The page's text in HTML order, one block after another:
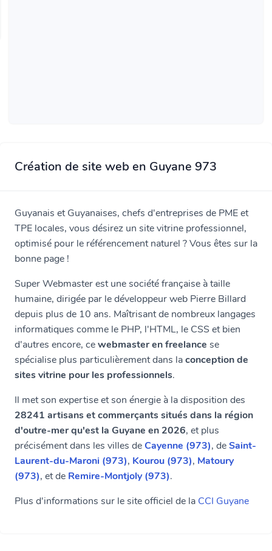
Création de site web en Guyane 973
Guyanais et Guyanaises, chefs d'entreprises de PME et
TPE locales, vous désirez un site vitrine professionnel,
optimisé pour le référencement naturel ? Vous êtes sur la
bonne page !
Super Webmaster est une société française à taille
humaine, dirigée par le développeur web Pierre Billard
depuis plus de 10 ans. Maîtrisant de nombreux langages
informatiques comme le PHP, l'HTML, le CSS et bien
d'autres encore, cewebmaster en freelance se
spécialise plus particulièrement dans laconception de
sites vitrine pour les professionnels.
Il met son expertise et son énergie à la disposition des
28241 artisans et commerçants situés dans la région
d'outre-mer qu'est la Guyane en 2026, et plus
précisément dans les villes deCayenne (973), deSaint-
Laurent-du-Maroni (973), Kourou (973), Matoury
(973), et de Remire-Montjoly (973).
Plus d'informations sur le site officiel de la CCI Guyane